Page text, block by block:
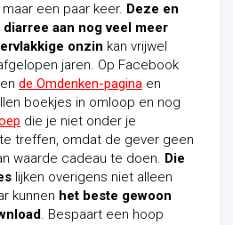
een paar keer. Deze en
diarree aan nog veel meer
onzin kan vrijwel
jaren. Op Facebook
de Omdenken-pagina en
boekjes in omloop en nog
die je niet onder je
treffen, omdat de gever geen
waarde cadeau te doen. Die
lijken overigens niet alleen
kunnen het beste gewoon
. Bespaart een hoop